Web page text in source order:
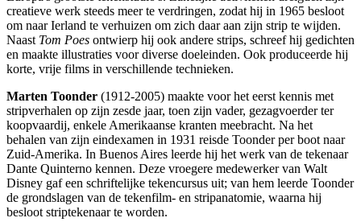
creatieve werk steeds meer te verdringen, zodat hij in 1965 besloot
om naar Ierland te verhuizen om zich daar aan zijn strip te wijden.
Naast Tom Poes ontwierp hij ook andere strips, schreef hij gedichten
en maakte illustraties voor diverse doeleinden. Ook produceerde hij
korte, vrije films in verschillende technieken.
Marten Toonder (1912-2005) maakte voor het eerst kennis met
stripverhalen op zijn zesde jaar, toen zijn vader, gezagvoerder ter
koopvaardij, enkele Amerikaanse kranten meebracht. Na het
behalen van zijn eindexamen in 1931 reisde Toonder per boot naar
Zuid-Amerika. In Buenos Aires leerde hij het werk van de tekenaar
Dante Quinterno kennen. Deze vroegere medewerker van Walt
Disney gaf een schriftelijke tekencursus uit; van hem leerde Toonder
de grondslagen van de tekenfilm- en stripanatomie, waarna hij
besloot striptekenaar te worden.